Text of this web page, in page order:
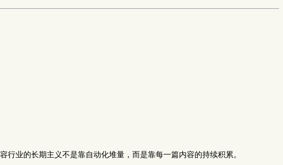
行业的长期主义不是靠自动化堆量，而是靠每一篇内容的持续积累。